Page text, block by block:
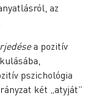
az
a pozitív
pszichológia
két „atyját”